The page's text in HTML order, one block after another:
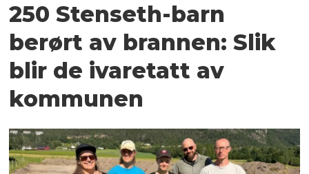
250 Stenseth-barn
berørt av brannen: Slik
blir de ivaretatt av
kommunen